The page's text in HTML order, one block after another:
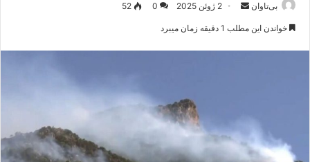
بی‌تاوان
ر
ل
2 ژوئن 2025 0
52
خواندن این مطلب 1 دقیقه زمان میبرد